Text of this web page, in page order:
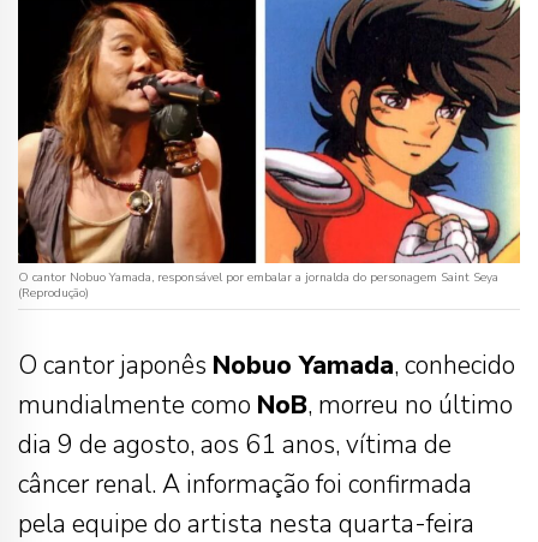
O cantor Nobuo Yamada, responsável por embalar a jornalda do personagem Saint Seya
(Reprodução)
O cantor japonês Nobuo Yamada, conhecido
mundialmente como NoB, morreu no último
dia 9 de agosto, aos 61 anos, vítima de
câncer renal. A informação foi confirmada
pela equipe do artista nesta quarta-feira